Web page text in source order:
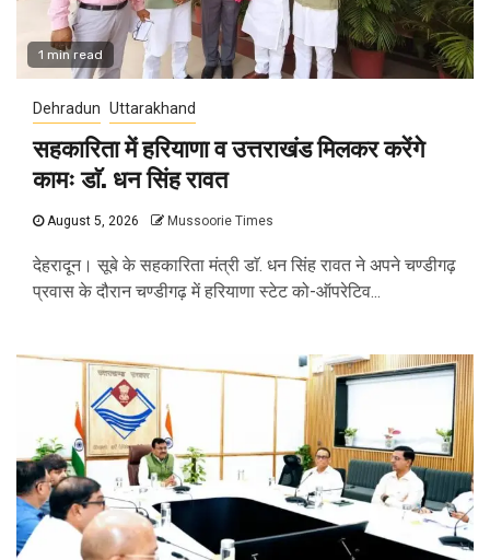
1 min read
Dehradun Uttarakhand
सहकारिता में हरियाणा व उत्तराखंड मिलकर करेंगे
कामः डाॅ. धन सिंह रावत
August 5, 2026 Mussoorie Times
देहरादून। सूबे के सहकारिता मंत्री डाॅ. धन सिंह रावत ने अपने चण्डीगढ़
प्रवास के दौरान चण्डीगढ़ में हरियाणा स्टेट को-ऑपरेटिव...